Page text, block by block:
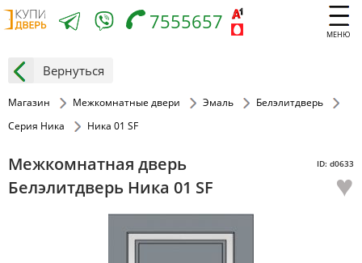
МЕНЮ
7555657
Вернуться
Магазин Межкомнатные двери Эмаль
Белэлитдверь
Серия Ника
Ника 01 SF
Межкомнатная дверь
Белэлитдверь Ника 01 SF
ID: d0633
♥